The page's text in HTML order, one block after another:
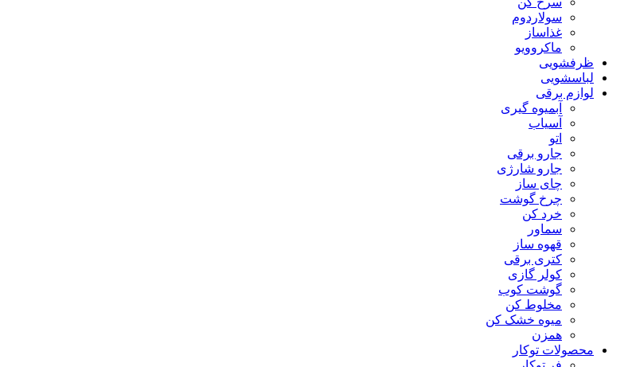
سولاردوم
غذاساز
ماکروویو
ظرفشویی
لباسشویی
لوازم برقی
آبمیوه گیری
آسیاب
اتو
جارو برقی
جارو شارژی
چای ساز
چرخ گوشت
خرد کن
سماور
قهوه ساز
کتری برقی
کولر گازی
گوشت کوب
مخلوط کن
میوه خشک کن
همزن
محصولات توکار